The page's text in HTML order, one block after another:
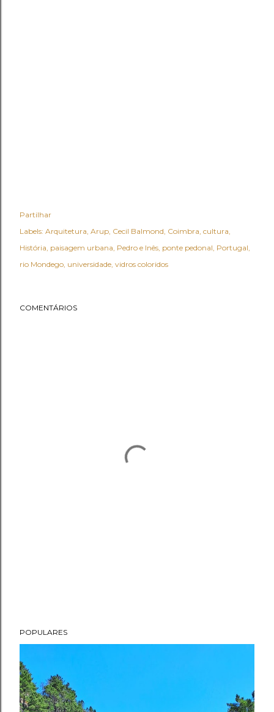
Partilhar
Labels: Arquitetura Arup Cecil Balmond Coimbra cultura
História paisagem urbana Pedro e Inês ponte pedonal Portugal
rio Mondego universidade vidros coloridos
COMENTÁRIOS
POPULARES